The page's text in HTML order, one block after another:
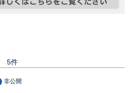
5
非公開